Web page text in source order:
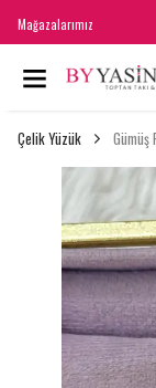
Mağazalarımız
Çelik Yüzük